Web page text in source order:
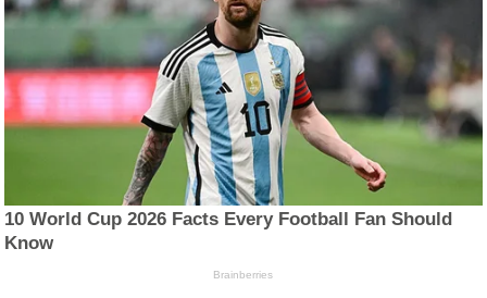
10 World Cup 2026 Facts Every Football Fan Should
Know
Brainberries